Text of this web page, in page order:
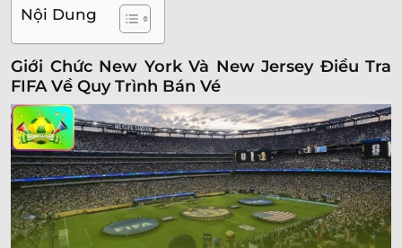
Nội Dung
Giới Chức New York Và New Jersey Điều Tra
FIFA Về Quy Trình Bán Vé